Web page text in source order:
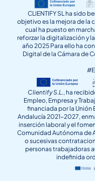
CLIENTIFY SL ha sido
objetivo es la mejora de la
cual ha puesto en
reforzar la digitalización y
año 2025 Para ello ha
Digital de la Cámara de
Clientify S.L., ha
Empleo, Empresa y
financiada por la Unión
Andalucía 2021-2027,
inserción laboral y el
Comunidad Autónoma de
o sucesivas
personas trabajadoras
indefinida